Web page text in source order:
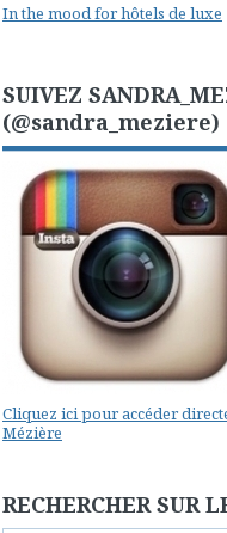
In the mood for hôtels de luxe
SUIVEZ
(@sandra_meziere)
Cliquez ici pour accéder
Mézière
RECHERCHER SUR